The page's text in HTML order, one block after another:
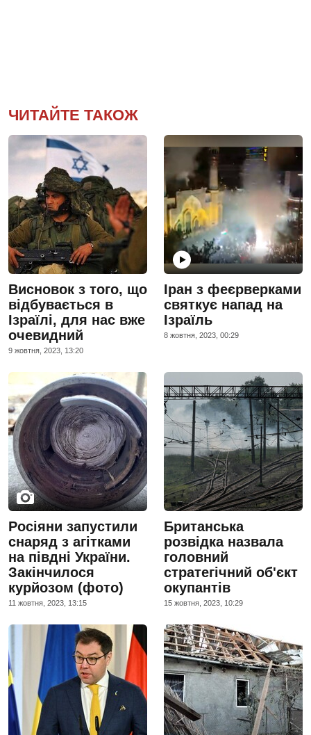
ЧИТАЙТЕ ТАКОЖ
Висновок з того, що
відбувається в
Ізраїлі, для нас вже
очевидний
9 жовтня, 2023, 13:20
Іран з феєрверками
святкує напад на
Ізраїль
8 жовтня, 2023, 00:29
Росіяни запустили
снаряд з агітками
на півдні України.
Закінчилося
курйозом (фото)
11 жовтня, 2023, 13:15
Британська
розвідка назвала
головний
стратегічний об'єкт
окупантів
15 жовтня, 2023, 10:29